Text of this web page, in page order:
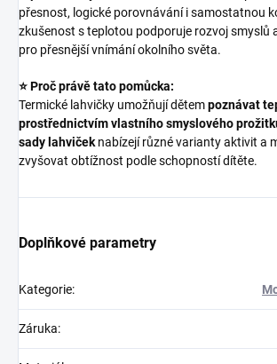
přesnost, logické porovnávání i samostatnou
zkušenost s teplotou podporuje rozvoj smyslů
pro přesnější vnímání okolního světa.
⭐ Proč právě tato pomůcka:
Termické lahvičky umožňují dětempoznávat
prostřednictvím vlastního smyslového
sady lahvičeknabízejí různé varianty aktivit a
zvyšovat obtížnost podle schopností dítěte.
Doplňkové parametry
Kategorie:
Záruka: